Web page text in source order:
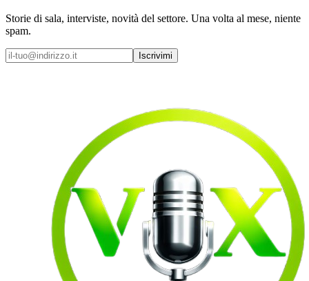
Storie di sala, interviste, novità del settore. Una volta al mese, niente
spam.
Iscrivimi